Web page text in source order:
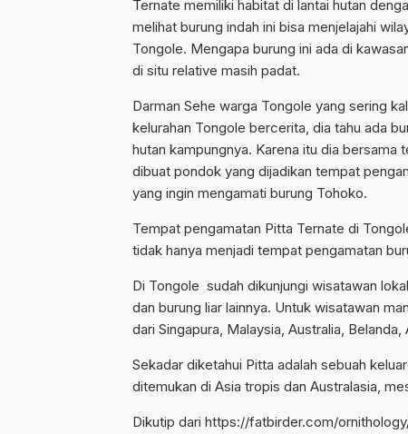
Ternate memiliki habitat di lantai hutan
melihat burung indah ini bisa menjelajahi
Tongole. Mengapa burung ini ada di
di situ relative masih padat.
Darman Sehe warga Tongole yang sering
kelurahan Tongole bercerita, dia tahu ada
hutan kampungnya. Karena itu dia bersama
dibuat pondok yang dijadikan tempat
yang ingin mengamati burung Tohoko.
Tempat pengamatan Pitta Ternate di
tidak hanya menjadi tempat pengamatan
Di Tongole sudah dikunjungi wisatawan
dan burung liar lainnya. Untuk wisatawan
dari Singapura, Malaysia, Australia, Belanda,
Sekadar diketahui Pitta adalah sebuah
ditemukan di Asia tropis dan Australasia,
Dikutip dari https://fatbirder.com/